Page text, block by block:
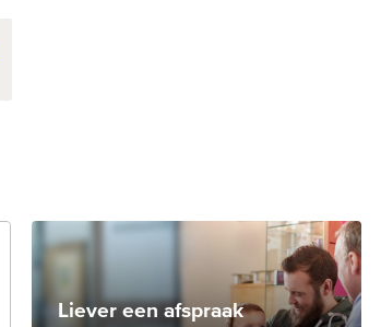
Liever een afspraak